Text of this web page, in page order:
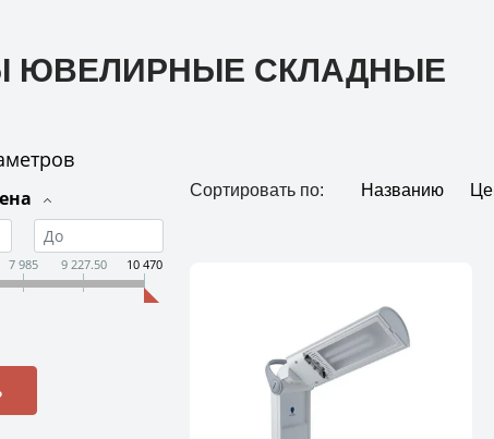
ЮВЕЛИРНЫЕ СКЛАДНЫЕ
7 985 9 227.50 10 470
Сортировать по: Названию